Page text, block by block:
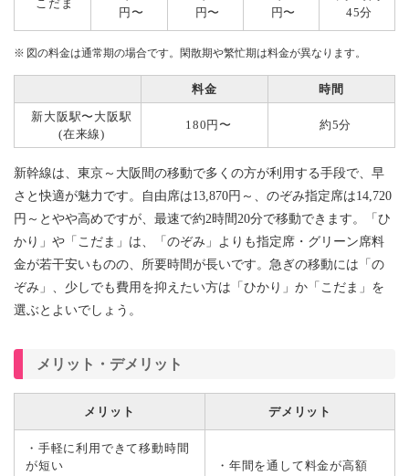
こだま
円〜
円〜
円〜
45分
図の料金は通常期の場合です。閑散期や繁忙期は料金が異なります。
料金
時間
新大阪駅〜大阪駅
(在来線)
180円〜 約5分
新幹線は、東京～大阪間の移動で多くの方が利用する手段で、早
さと快適が魅力です。自由席は13,870円～、のぞみ指定席は14,720
円～とやや高めですが、最速で約2時間20分で移動できます。「ひ
かり」や「こだま」は、「のぞみ」よりも指定席・グリーン席料
金が若干安いものの、所要時間が長いです。急ぎの移動には「の
ぞみ」、少しでも費用を抑えたい方は「ひかり」か「こだま」を
選ぶとよいでしょう。
メリット・デメリット
メリット デメリット
・手軽に利用できて移動時間
が短い
・年間を通して料金が高額